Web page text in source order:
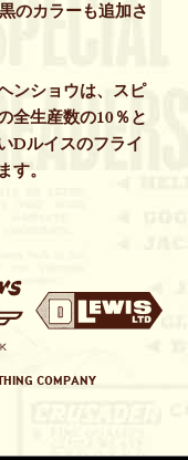
のカラーも追加さ
ンショウは、スピ
全生産数の10％と
Dルイスのフライ
す。
COMPANY